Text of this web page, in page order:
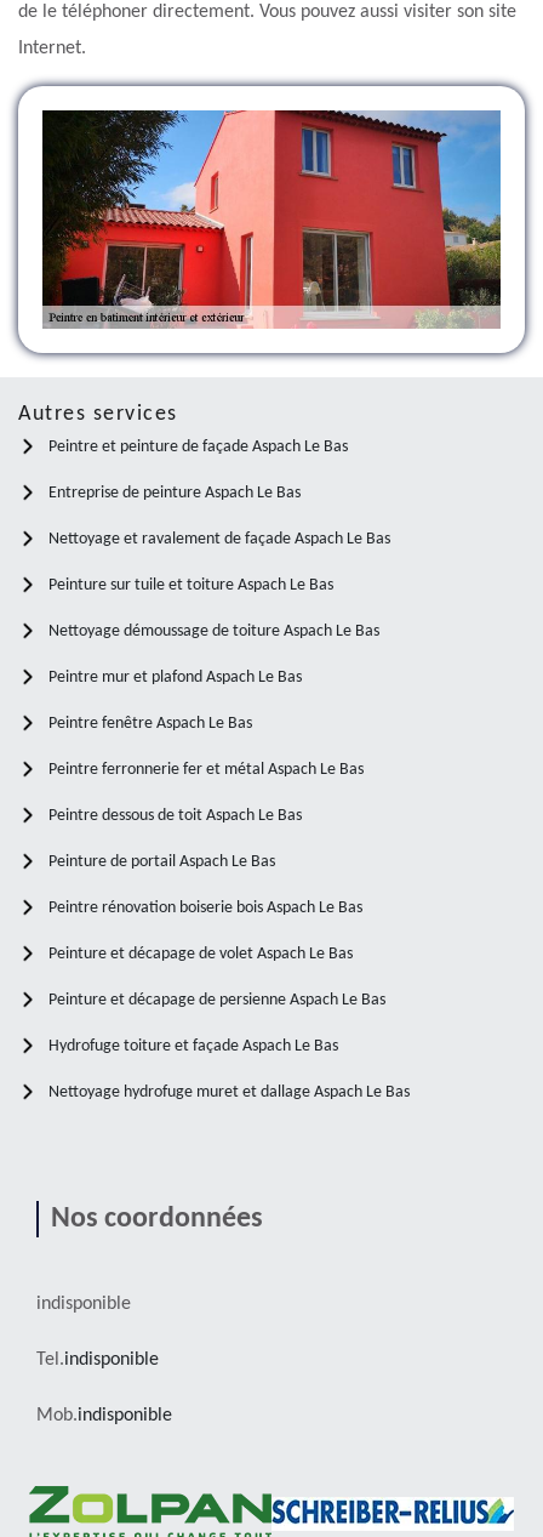
de le téléphoner directement. Vous pouvez aussi visiter son site
Internet.
Autres services
Peintre et peinture de façade Aspach Le Bas
Entreprise de peinture Aspach Le Bas
Nettoyage et ravalement de façade Aspach Le Bas
Peinture sur tuile et toiture Aspach Le Bas
Nettoyage démoussage de toiture Aspach Le Bas
Peintre mur et plafond Aspach Le Bas
Peintre fenêtre Aspach Le Bas
Peintre ferronnerie fer et métal Aspach Le Bas
Peintre dessous de toit Aspach Le Bas
Peinture de portail Aspach Le Bas
Peintre rénovation boiserie bois Aspach Le Bas
Peinture et décapage de volet Aspach Le Bas
Peinture et décapage de persienne Aspach Le Bas
Hydrofuge toiture et façade Aspach Le Bas
Nettoyage hydrofuge muret et dallage Aspach Le Bas
Nos coordonnées
indisponible
Tel.indisponible
Mob.indisponible